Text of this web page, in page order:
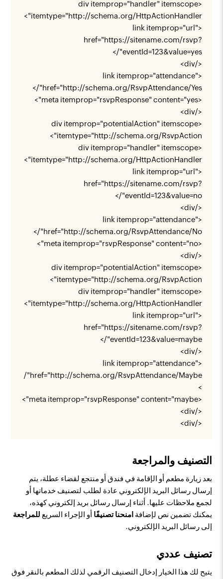
<div itemprop="handler" itemscope
itemtype="http://schema.org/HttpActionHandler
">
<link itemprop="url"
href="https://sitename.com/rsvp?
eventId=123&value=yes
"/>
</div>
<link itemprop="attendance"
href="http://schema.org/RsvpAttendance/Yes
"/>
<meta itemprop="rsvpResponse" content="yes">
</div>
<div itemprop="potentialAction" itemscope
itemtype="http://schema.org/RsvpAction
">
<div itemprop="handler" itemscope
itemtype="http://schema.org/HttpActionHandler
">
<link itemprop="url"
href="https://sitename.com/rsvp?
eventId=123&value=no
"/>
</div>
<link itemprop="attendance"
href="http://schema.org/RsvpAttendance/No
"/>
<meta itemprop="rsvpResponse" content="no">
</div>
<div itemprop="potentialAction" itemscope
itemtype="http://schema.org/RsvpAction
">
<div itemprop="handler" itemscope
itemtype="http://schema.org/HttpActionHandler
">
<link itemprop="url"
href="https://sitename.com/rsvp?
eventId=123&value=maybe
"/>
</div>
<link itemprop="attendance"
href="http://schema.org/RsvpAttendance/Maybe
"/
>
<meta itemprop="rsvpResponse" content="maybe">
</div>
</div>
التصنيف والمراجعة
بعد زيارة مطعم أو الإقامة في فندق أو منتجع لقضاء عطلة، يتم
إرسال رسائل البريد الإلكتروني عادة لطلب لتصنيف خدماتها أو
لجمع ملاحظات عليها. أثناء إرسال رسائل بريد إلكتروني كهذه،
يمكنك تضمين نص لإضافة امنحنا تصنيفًا أو الإجراء السريع للمراجعة
إلى رسائل البريد الإلكتروني.
تصنيف عددي
يتيح لك هذا الخيار إدخال التصنيف الرقمي لذلك المطعم بالنقر فوق